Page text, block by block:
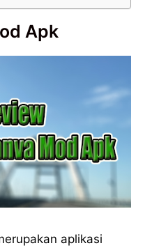
Apk
aplikasi